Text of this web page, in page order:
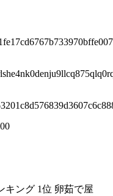
キング 1位 卵茹で屋